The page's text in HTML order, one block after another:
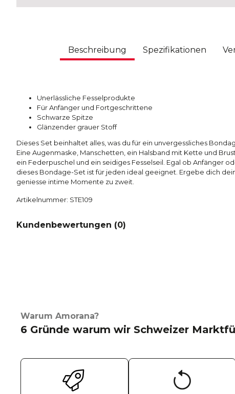
Beschreibung Spezifikationen
Unerlässliche Fesselprodukte
Für Anfänger und Fortgeschrittene
Schwarze Spitze
Glänzender grauer Stoff
Dieses Set beinhaltet alles, was du für ein unvergessliches
Eine Augenmaske, Manschetten, ein Halsband mit Kette und
ein Federpuschel und ein seidiges Fesselseil. Egal ob Anfänger
dieses Bondage-Set ist für jeden ideal geeignet. Ergebe dich
geniesse intime Momente zu zweit.
Artikelnummer: STE109
Kundenbewertungen (0)
Warum Amorana?
6 Gründe warum wir Schweizer